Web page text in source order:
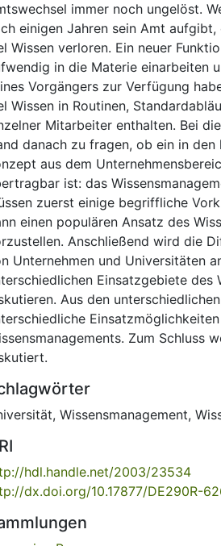
immer noch ungelöst.
einigen Jahren sein Amt
Wissen verloren. Ein neuer
in die Materie einarbeiten
Vorgängers zur Verfügung
Wissen in Routinen,
Mitarbeiter enthalten. Bei
danach zu fragen, ob ein in
aus dem
ist: das
zuerst einige begriffliche
einen populären Ansatz des
Anschließend wird die
Unternehmen und Universitäten
Einsatzgebiete des
Aus den
Zum Schluss
, Wissensmanagement,
hdl.handle.net/2003/23534
dx.doi.org/10.17877/DE290R-